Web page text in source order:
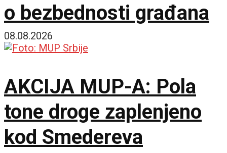
o bezbednosti građana
08.08.2026
AKCIJA MUP-A: Pola
tone droge zaplenjeno
kod Smedereva